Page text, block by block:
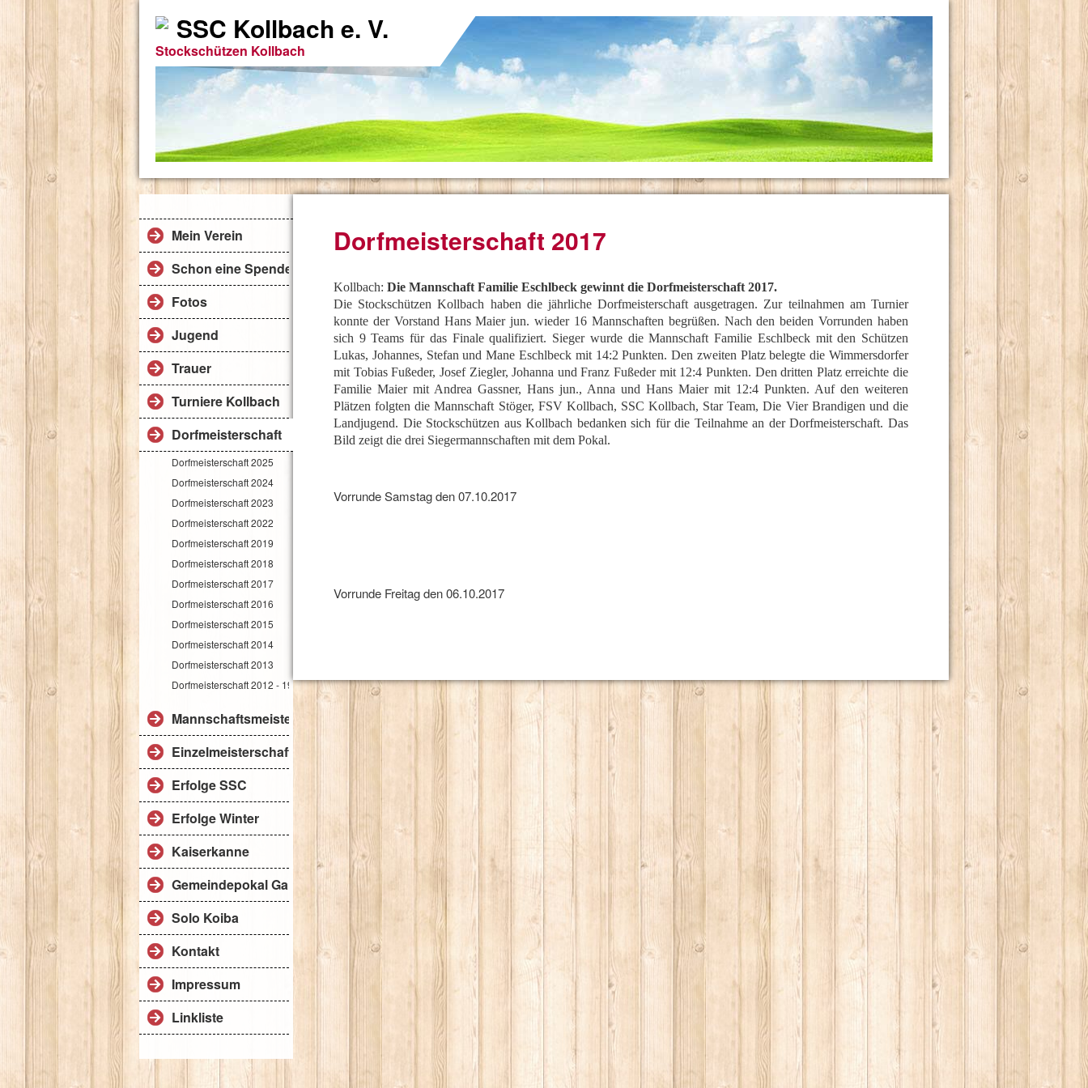
SSC Kollbach e. V.
Stockschützen Kollbach
Mein Verein
Schon eine Spende
Fotos
Jugend
Trauer
Turniere Kollbach
Dorfmeisterschaft
Dorfmeisterschaft 2025
Dorfmeisterschaft 2024
Dorfmeisterschaft 2023
Dorfmeisterschaft 2022
Dorfmeisterschaft 2019
Dorfmeisterschaft 2018
Dorfmeisterschaft 2017
Dorfmeisterschaft 2016
Dorfmeisterschaft 2015
Dorfmeisterschaft 2014
Dorfmeisterschaft 2013
Dorfmeisterschaft 2012 - 1984
Mannschaftsmeisterschaft
Einzelmeisterschaft
Erfolge SSC
Erfolge Winter
Kaiserkanne
Gemeindepokal Gangkofen
Solo Koiba
Kontakt
Impressum
Linkliste
Dorfmeisterschaft 2017
Kollbach: Die Mannschaft Familie Eschlbeck gewinnt die Dorfmeisterschaft 2017.
Die Stockschützen Kollbach haben die jährliche Dorfmeisterschaft ausgetragen. Zur teilnahmen am Turnier
konnte der Vorstand Hans Maier jun. wieder 16 Mannschaften begrüßen. Nach den beiden Vorrunden haben
sich 9 Teams für das Finale qualifiziert. Sieger wurde die Mannschaft Familie Eschlbeck mit den Schützen
Lukas, Johannes, Stefan und Mane Eschlbeck mit 14:2 Punkten. Den zweiten Platz belegte die Wimmersdorfer
mit Tobias Fußeder, Josef Ziegler, Johanna und Franz Fußeder mit 12:4 Punkten. Den dritten Platz erreichte die
Familie Maier mit Andrea Gassner, Hans jun., Anna und Hans Maier mit 12:4 Punkten. Auf den weiteren
Plätzen folgten die Mannschaft Stöger, FSV Kollbach, SSC Kollbach, Star Team, Die Vier Brandigen und die
Landjugend. Die Stockschützen aus Kollbach bedanken sich für die Teilnahme an der Dorfmeisterschaft. Das
Bild zeigt die drei Siegermannschaften mit dem Pokal.
Vorrunde Samstag den 07.10.2017
Vorrunde Freitag den 06.10.2017